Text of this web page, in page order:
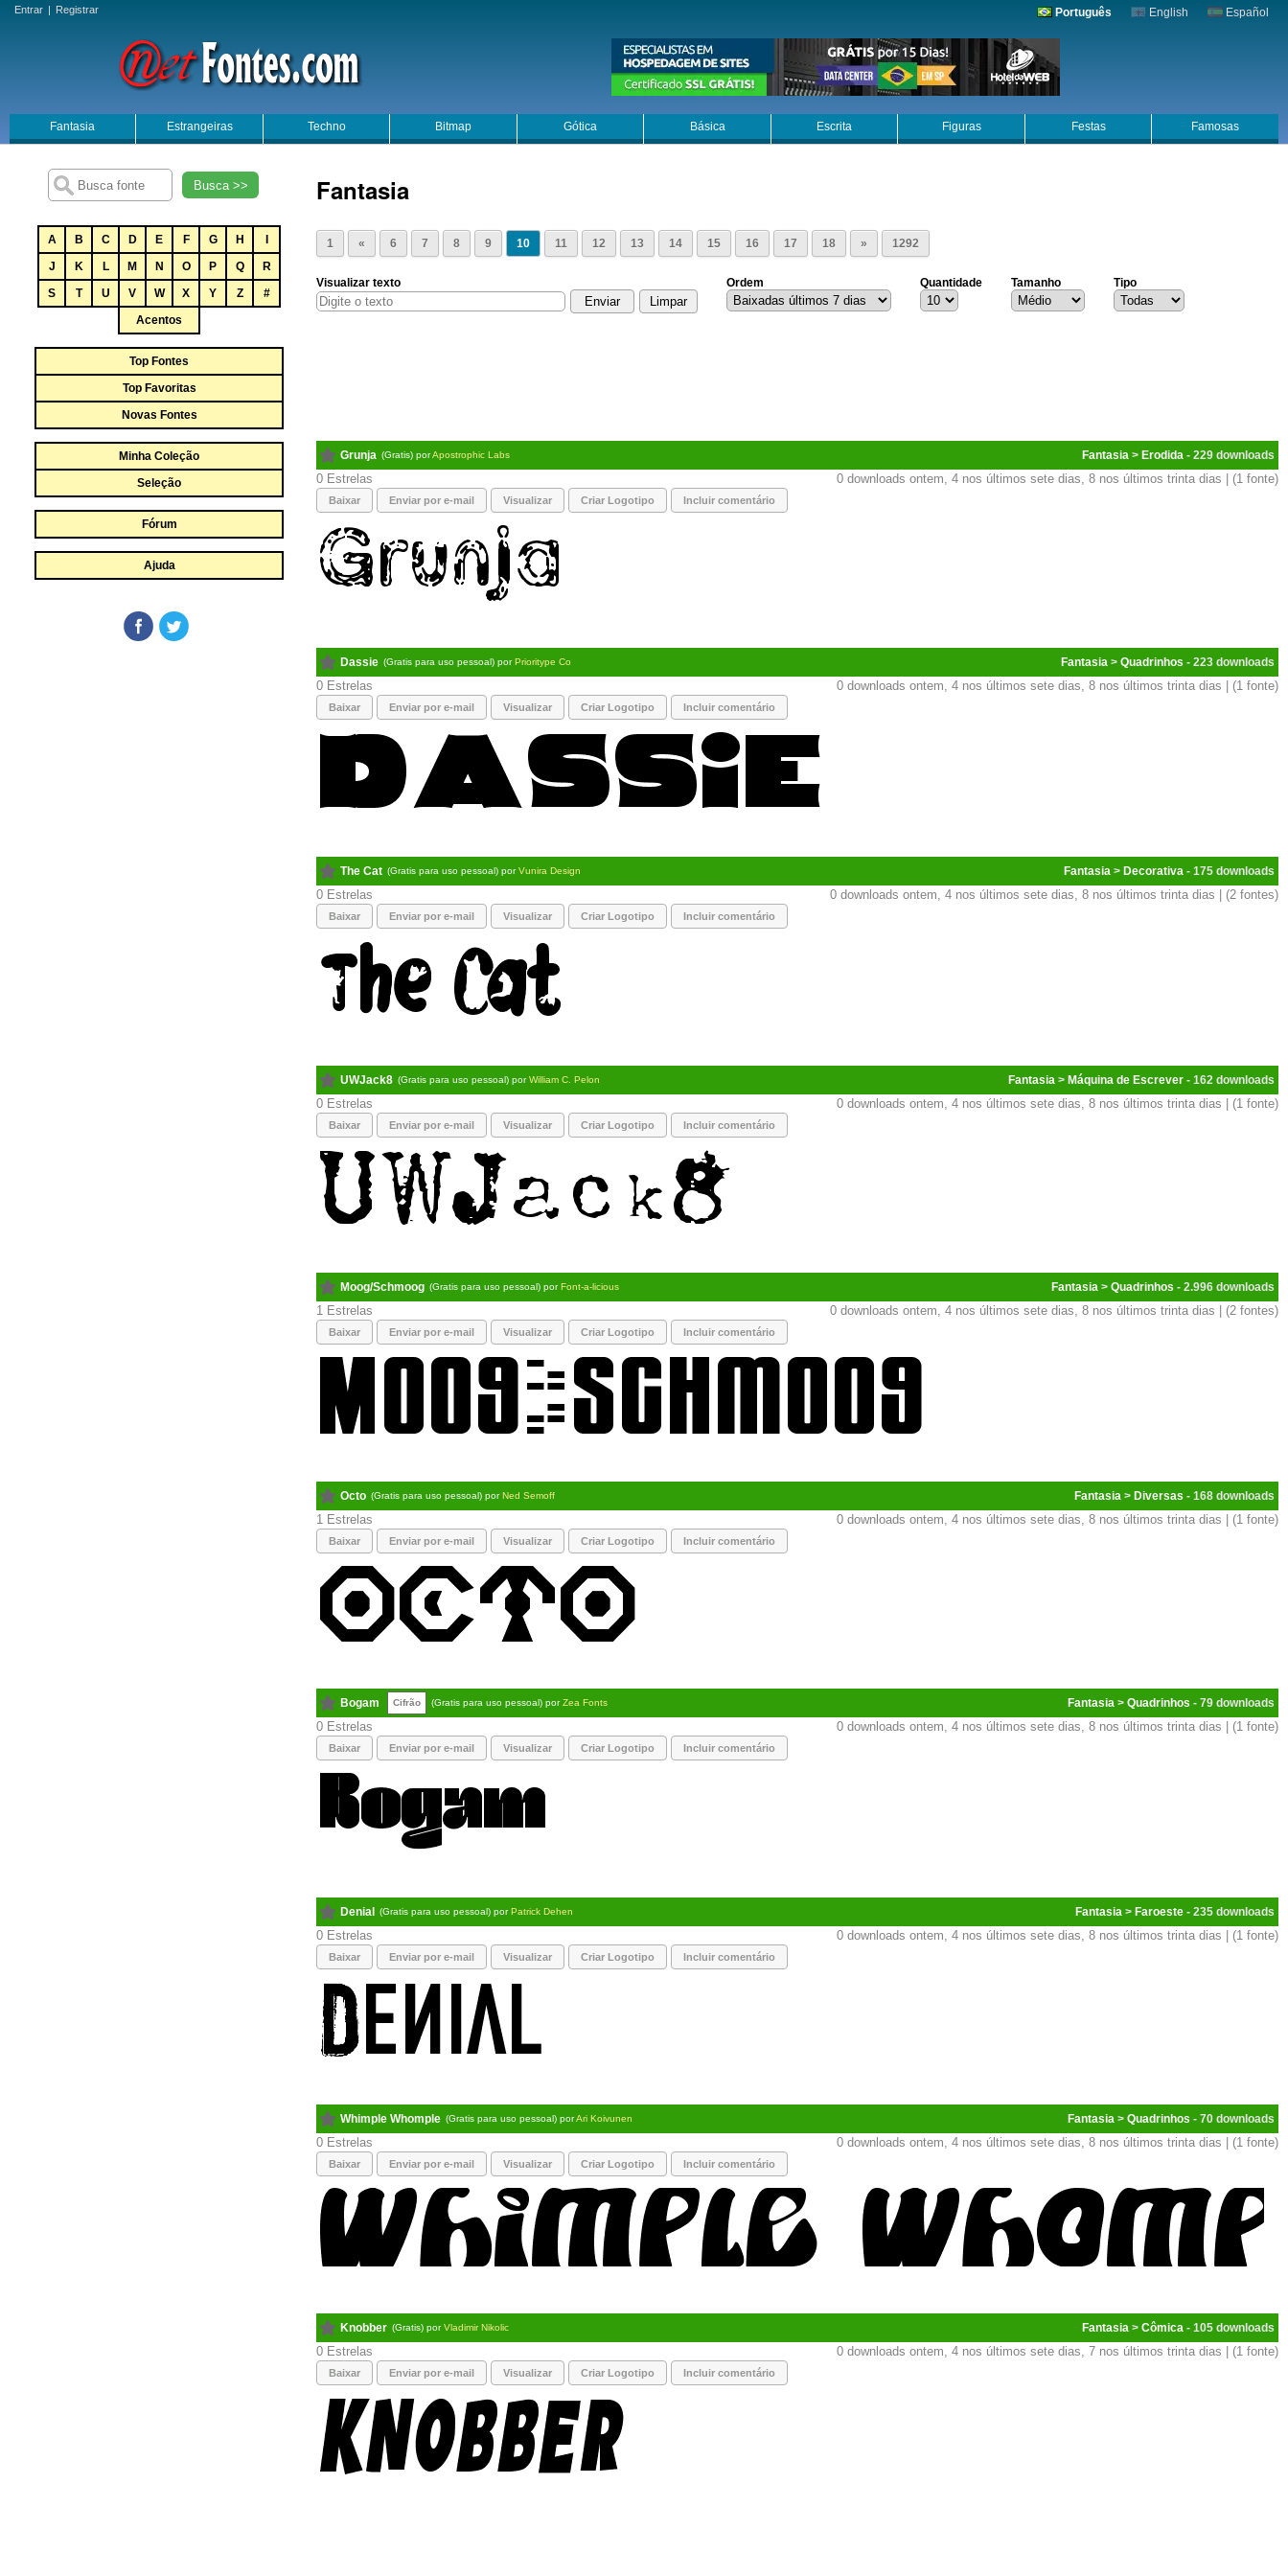
Entrar | Registrar Português English Español
Fantasia Estrangeiras Techno Bitmap Gótica Básica Escrita Figuras Festas Famosas
Busca >>
A B C D E F G H
J
K L M N O P Q
R
S
T U V W X Y Z
#
Acentos
Top Fontes
Top Favoritas
Novas Fontes
Minha Coleção
Seleção
Fórum
Ajuda
Fantasia
1 « 6 7 8 9 10 11 12 13 14 15 16 17 18 » 1292
Visualizar texto Ordem Quantidade Tamanho Tipo
Grunja (Gratis) porApostrophic Labs Fantasia > Erodida - 229
0 0 downloads ontem, 4 nos últimos sete dias, 8 nos últimos trinta dias | (1 fonte)
Baixar Enviar por e-mail Visualizar Criar Logotipo Incluir comentário
Dassie (Gratis para uso pessoal) porPrioritype Co Fantasia > Quadrinhos - 223
0 0 downloads ontem, 4 nos últimos sete dias, 8 nos últimos trinta dias | (1 fonte)
Baixar Enviar por e-mail Visualizar Criar Logotipo Incluir comentário
The Cat (Gratis para uso pessoal) porVunira Design Fantasia > Decorativa - 175
0 0 downloads ontem, 4 nos últimos sete dias, 8 nos últimos trinta dias | (2 fontes)
Baixar Enviar por e-mail Visualizar Criar Logotipo Incluir comentário
UWJack8 (Gratis para uso pessoal) porWilliam C. Pelon Fantasia > Máquina de Escrever - 162
0 0 downloads ontem, 4 nos últimos sete dias, 8 nos últimos trinta dias | (1 fonte)
Baixar Enviar por e-mail Visualizar Criar Logotipo Incluir comentário
Moog/Schmoog (Gratis para uso pessoal) porFont-a-licious Fantasia > Quadrinhos - 2.996
1 0 downloads ontem, 4 nos últimos sete dias, 8 nos últimos trinta dias | (2 fontes)
Baixar Enviar por e-mail Visualizar Criar Logotipo Incluir comentário
Octo (Gratis para uso pessoal) porNed Semoff Fantasia > Diversas - 168
1 0 downloads ontem, 4 nos últimos sete dias, 8 nos últimos trinta dias | (1 fonte)
Baixar Enviar por e-mail Visualizar Criar Logotipo Incluir comentário
Bogam Cifrão (Gratis para uso pessoal) porZea Fonts Fantasia > Quadrinhos - 79
0 0 downloads ontem, 4 nos últimos sete dias, 8 nos últimos trinta dias | (1 fonte)
Baixar Enviar por e-mail Visualizar Criar Logotipo Incluir comentário
Denial (Gratis para uso pessoal) porPatrick Dehen Fantasia > Faroeste - 235
0 0 downloads ontem, 4 nos últimos sete dias, 8 nos últimos trinta dias | (1 fonte)
Baixar Enviar por e-mail Visualizar Criar Logotipo Incluir comentário
Whimple Whomple (Gratis para uso pessoal) porAri Koivunen Fantasia > Quadrinhos - 70
0 0 downloads ontem, 4 nos últimos sete dias, 8 nos últimos trinta dias | (1 fonte)
Baixar Enviar por e-mail Visualizar Criar Logotipo Incluir comentário
Knobber (Gratis) porVladimir Nikolic Fantasia > Cômica - 105
0 0 downloads ontem, 4 nos últimos sete dias, 7 nos últimos trinta dias | (1 fonte)
Baixar Enviar por e-mail Visualizar Criar Logotipo Incluir comentário